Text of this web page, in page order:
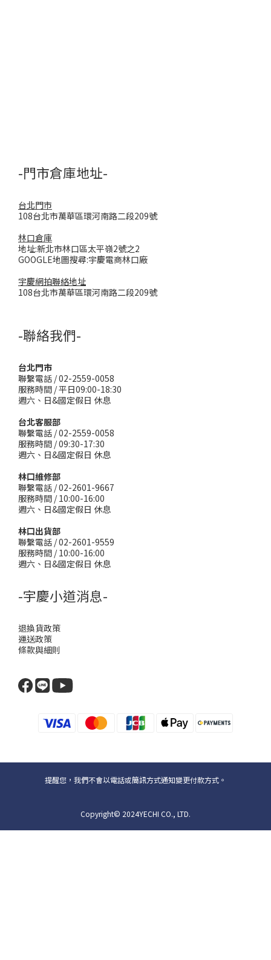
-門市倉庫地址-
台北門市
108台北市萬華區環河南路二段209號
林口倉庫
地址:新北市林口區太平嶺2號之2
GOOGLE地圖搜尋:宇慶電商林口廠
宇慶網拍聯絡地址
108台北市萬華區環河南路二段209號
-聯絡我們-
台北門市
聯繫電話 / 02-2559-0058
服務時間 / 平日09:00-18:30
週六、日&國定假日 休息
台北客服部
聯繫電話 / 02-2559-0058
服務時間 / 09:30-17:30
週六、日&國定假日 休息
林口維修部
聯繫電話 / 02-2601-9667
服務時間 / 10:00-16:00
週六、日&國定假日 休息
林口出貨部
聯繫電話 / 02-2601-9559
服務時間 / 10:00-16:00
週六、日&國定假日 休息
-宇慶小道消息-
退換貨政策
運送政策
條款與細則
提醒您，我們不會以電話或簡訊方式通知變更付款方式。
Copyright© 2024YECHI CO., LTD.